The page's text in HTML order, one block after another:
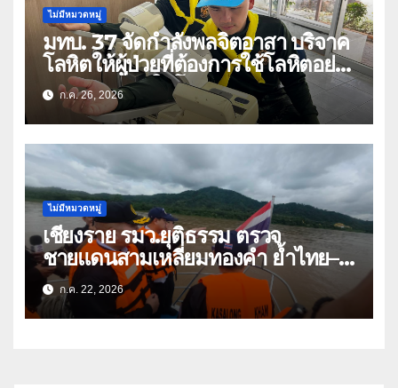
ไม่มีหมวดหมู่
มทบ. 37 จัดกำลังพลจิตอาสา บริจาค
โลหิตให้ผู้ป่วยที่ต้องการใช้โลหิตอย่าง
เร่งด่วน เนื่องในโอกาสวันเฉลิม
พระชนมพรรษา 74 พรรษา และถวาย
เป็นพระราชกุศลแด่พระบาทสมเด็จ
พระเจ้าอยู่หัว
ก.ค. 26, 2026
ไม่มีหมวดหมู่
เชียงราย รมว.ยุติธรรม ตรวจ
ชายแดนสามเหลี่ยมทองคำ ย้ำไทย–
ลาว ผนึกกำลังสกัดยาเสพติด
ก.ค. 22, 2026